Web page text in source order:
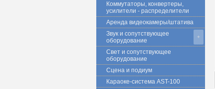
Коммутаторы, конвертеры,
усилители - распределители
Аренда видеокамеры/штатива
+
Звук и сопутствующее
оборудование
Свет и сопутствующее
оборудование
Сцена и подиум
Караоке-система AST-100